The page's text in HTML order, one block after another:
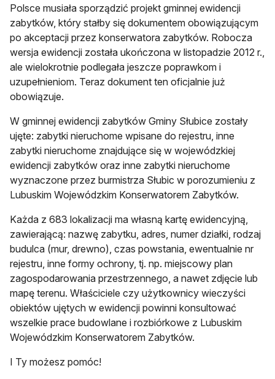
Polsce musiała sporządzić projekt gminnej ewidencji
zabytków, który stałby się dokumentem obowiązującym
po akceptacji przez konserwatora zabytków. Robocza
wersja ewidencji została ukończona w listopadzie 2012 r.,
ale wielokrotnie podlegała jeszcze poprawkom i
uzupełnieniom. Teraz dokument ten oficjalnie już
obowiązuje.
W gminnej ewidencji zabytków Gminy Słubice zostały
ujęte: zabytki nieruchome wpisane do rejestru, inne
zabytki nieruchome znajdujące się w wojewódzkiej
ewidencji zabytków oraz inne zabytki nieruchome
wyznaczone przez burmistrza Słubic w porozumieniu z
Lubuskim Wojewódzkim Konserwatorem Zabytków.
Każda z 683 lokalizacji ma własną kartę ewidencyjną,
zawierającą: nazwę zabytku, adres, numer działki, rodzaj
budulca (mur, drewno), czas powstania, ewentualnie nr
rejestru, inne formy ochrony, tj. np. miejscowy plan
zagospodarowania przestrzennego, a nawet zdjęcie lub
mapę terenu. Właściciele czy użytkownicy wieczyści
obiektów ujętych w ewidencji powinni konsultować
wszelkie prace budowlane i rozbiórkowe z Lubuskim
Wojewódzkim Konserwatorem Zabytków.
I Ty możesz pomóc!